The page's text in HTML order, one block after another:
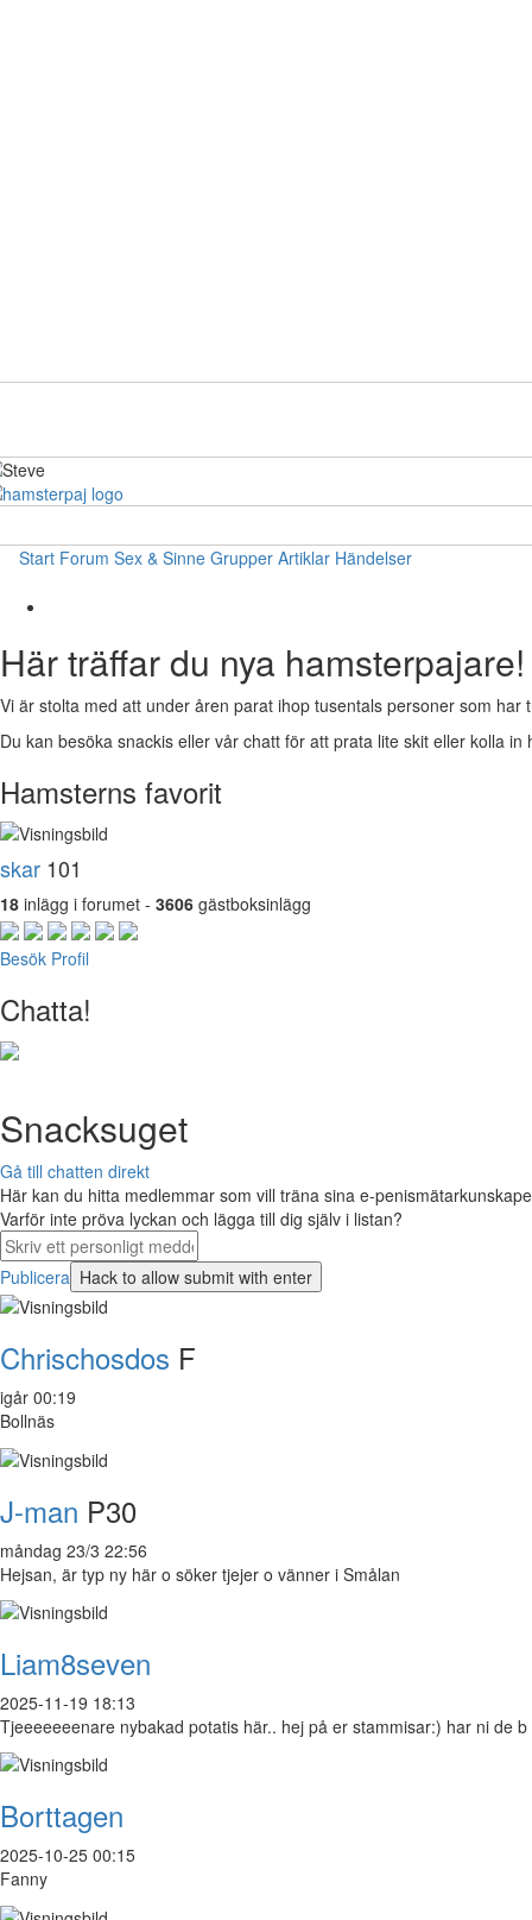
Start Forum Sex & Sinne Grupper Artiklar Händelser
Här träffar du nya hamsterpajare!
Vi är stolta med att under åren parat ihop tusentals personer som har
Du kan besöka snackis eller vår chatt för att prata lite skit eller kolla
Hamsterns favorit
skar 101
18 inlägg i forumet - 3606 gästboksinlägg
Besök Profil
Chatta!
Snacksuget
Gå till chatten direkt
Här kan du hitta medlemmar som vill träna sina e-
Varför inte pröva lyckan och lägga till dig själv i listan?
Publicera
Chrischosdos F
igår 00:19
Bollnäs
J-man P30
måndag 23/3 22:56
Hejsan, är typ ny här o söker tjejer o vänner i Smålan
Liam8seven
2025-11-19 18:13
Tjeeeeeeenare nybakad potatis här.. hej på er stammisar:) har ni de b
Borttagen
2025-10-25 00:15
Fanny